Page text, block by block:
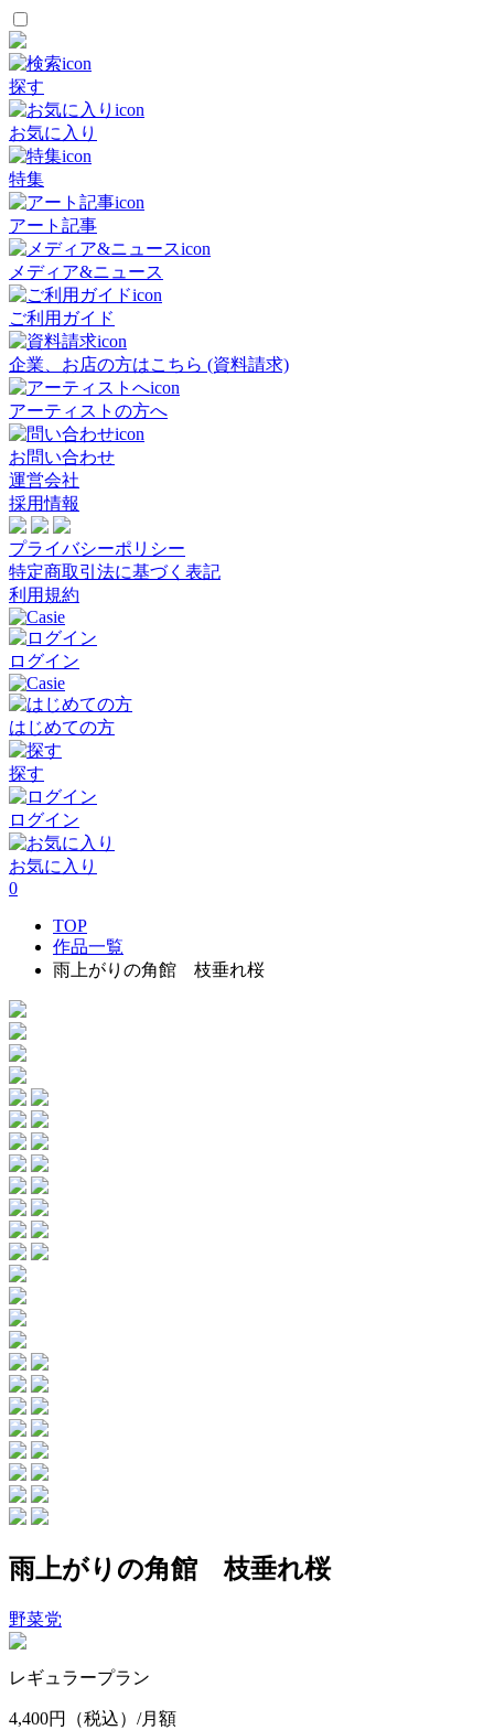
探す
お気に入り
特集
アート記事
メディア&ニュース
ご利用ガイド
企業、お店の方はこちら (資料請求)
アーティストの方へ
お問い合わせ
運営会社
採用情報
プライバシーポリシー
特定商取引法に基づく表記
利用規約
ログイン
はじめての方
探す
ログイン
お気に入り
0
TOP
作品一覧
雨上がりの角館 枝垂れ桜
雨上がりの角館 枝垂れ桜
野菜党
レギュラープラン
4,400円
（税込）/月額